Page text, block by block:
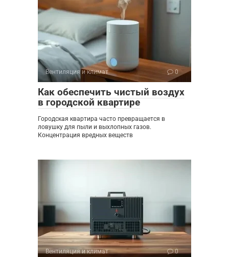
Вентиляция и климат 0
Как обеспечить чистый воздух
в городской квартире
Городская квартира часто превращается в
ловушку для пыли и выхлопных газов.
Концентрация вредных веществ
Вентиляция и климат 0